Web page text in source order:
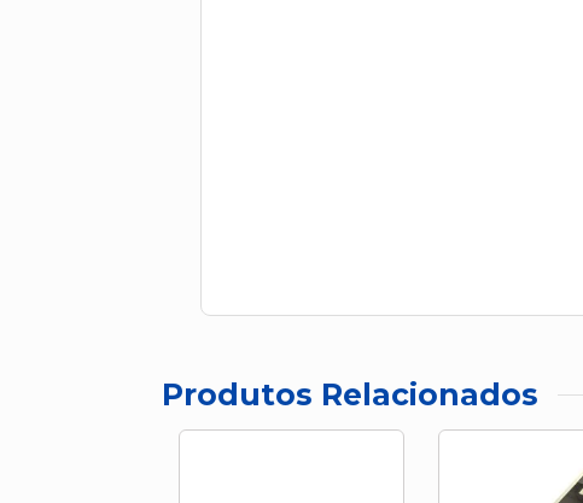
Produtos Relacionados